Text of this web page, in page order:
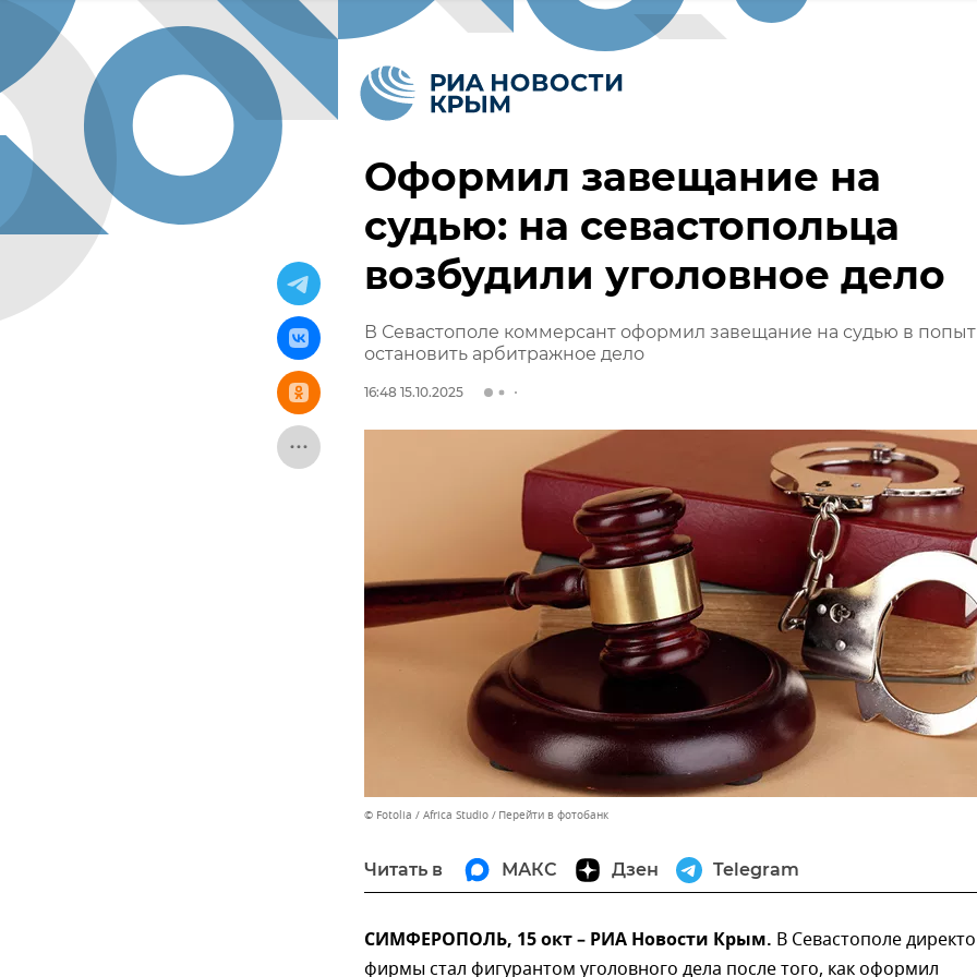
Оформил завещание на
судью: на севастопольца
возбудили уголовное дело
В Севастополе коммерсант оформил завещание на судью в
остановить арбитражное дело
16:48 15.10.2025
© Fotolia / Africa Studio Перейти в фотобанк
Читать в МАКС Дзен Telegram
СИМФЕРОПОЛЬ, 15 окт – РИА Новости Крым. В Севастополе
фирмы стал фигурантом уголовного дела после того, как оформил